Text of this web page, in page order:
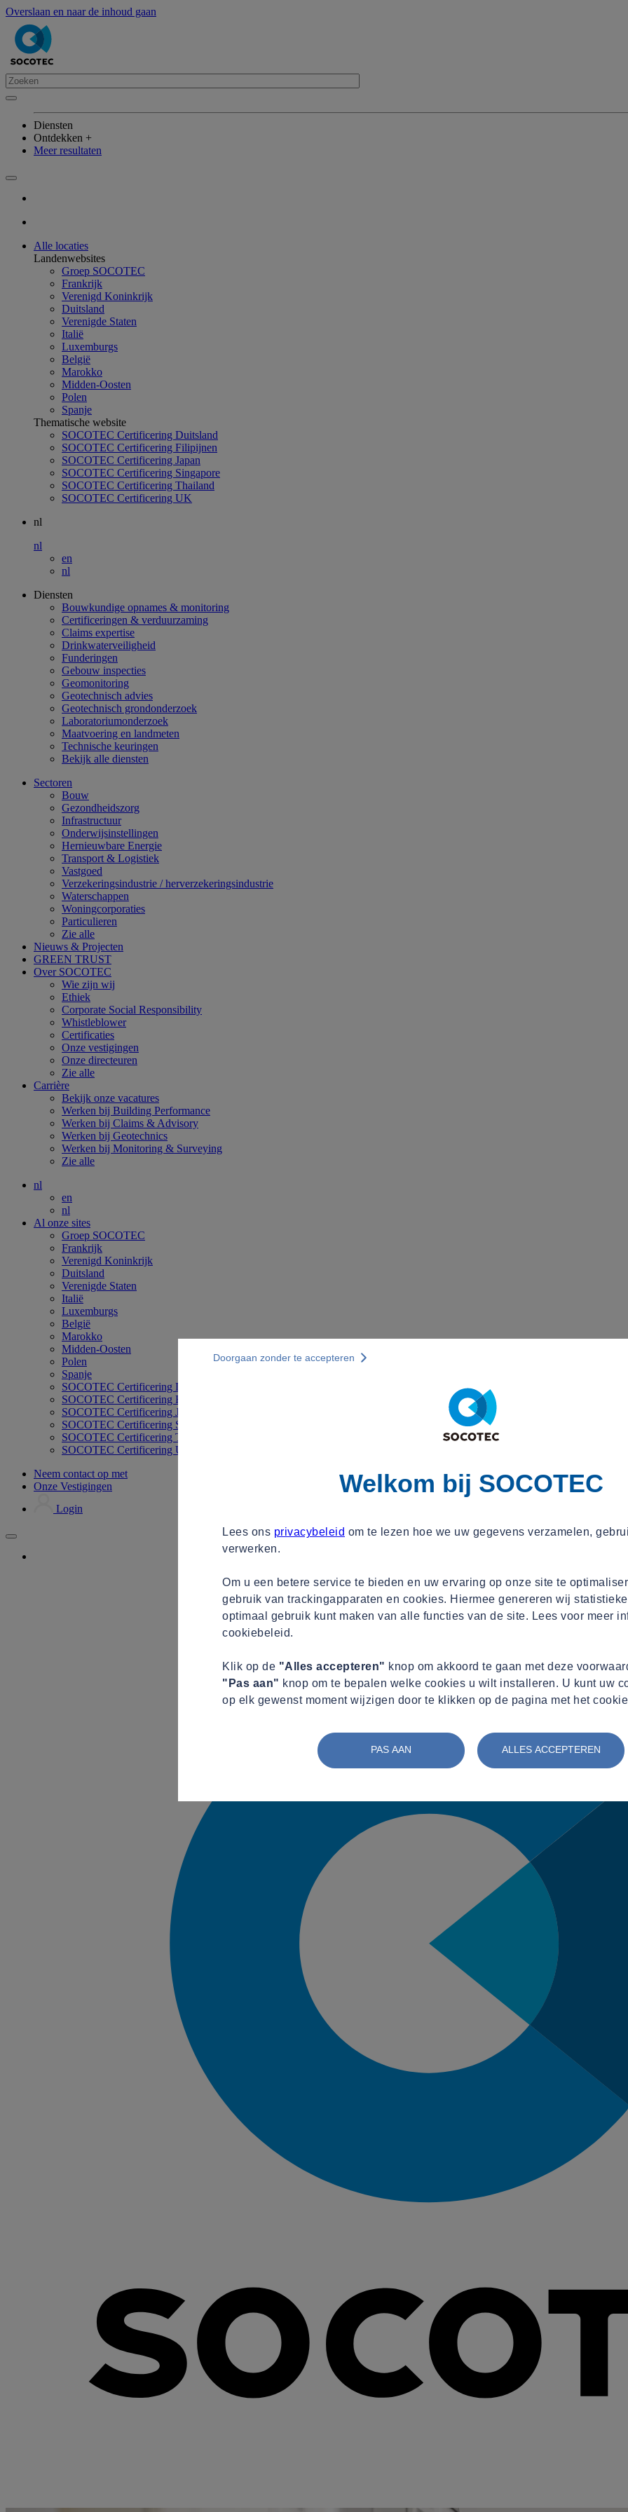
Overslaan en naar de inhoud gaan
Diensten
Ontdekken +
Meer resultaten
Alle locaties
Landenwebsites
Groep SOCOTEC
Frankrijk
Verenigd Koninkrijk
Duitsland
Verenigde Staten
Italië
Luxemburgs
België
Marokko
Midden-Oosten
Polen
Spanje
Thematische website
SOCOTEC Certificering Duitsland
SOCOTEC Certificering Filipijnen
SOCOTEC Certificering Japan
SOCOTEC Certificering Singapore
SOCOTEC Certificering Thailand
SOCOTEC Certificering UK
nl
nl
en
nl
Diensten
Bouwkundige opnames & monitoring
Certificeringen & verduurzaming
Claims expertise
Drinkwaterveiligheid
Funderingen
Gebouw inspecties
Geomonitoring
Geotechnisch advies
Geotechnisch grondonderzoek
Laboratoriumonderzoek
Maatvoering en landmeten
Technische keuringen
Bekijk alle diensten
Sectoren
Bouw
Gezondheidszorg
Infrastructuur
Onderwijsinstellingen
Hernieuwbare Energie
Transport & Logistiek
Vastgoed
Verzekeringsindustrie / herverzekeringsindustrie
Waterschappen
Woningcorporaties
Particulieren
Zie alle
Nieuws & Projecten
GREEN TRUST
Over SOCOTEC
Wie zijn wij
Ethiek
Corporate Social Responsibility
Whistleblower
Certificaties
Onze vestigingen
Onze directeuren
Zie alle
Carrière
Bekijk onze vacatures
Werken bij Building Performance
Werken bij Claims & Advisory
Werken bij Geotechnics
Werken bij Monitoring & Surveying
Zie alle
nl
en
nl
Al onze sites
Groep SOCOTEC
Frankrijk
Verenigd Koninkrijk
Duitsland
Verenigde Staten
Italië
Luxemburgs
België
Marokko
Midden-Oosten
Polen
Spanje
SOCOTEC Certificering Duitsland
SOCOTEC Certificering Filipijnen
SOCOTEC Certificering Japan
SOCOTEC Certificering Singapore
SOCOTEC Certificering Thailand
SOCOTEC Certificering UK
Neem contact op met
Onze Vestigingen
Login
Welkom bij SOCOTEC
Lees ons privacybeleid om te lezen hoe we uw gegevens verzamelen,
verwerken.
Om u een betere service te bieden en uw ervaring op onze site te
gebruik van trackingapparaten en cookies. Hiermee genereren wij
optimaal gebruik kunt maken van alle functies van de site. Lees voor meer
cookiebeleid.
Klik op de "Alles accepteren" knop om akkoord te gaan met deze
"Pas aan" knop om te bepalen welke cookies u wilt installeren. U kunt uw
op elk gewenst moment wijzigen door te klikken op de pagina met het
PAS AAN ALLES ACCEPTEREN
Doorgaan zonder te accepteren